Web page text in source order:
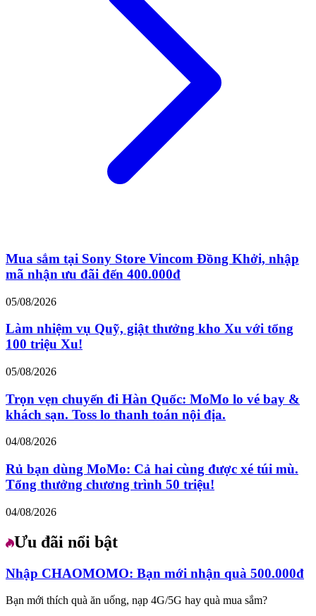
Mua sắm tại Sony Store Vincom Đồng Khởi, nhập
mã nhận ưu đãi đến 400.000đ
05/08/2026
Làm nhiệm vụ Quỹ, giật thưởng kho Xu với tổng
100 triệu Xu!
05/08/2026
Trọn vẹn chuyến đi Hàn Quốc: MoMo lo vé bay &
khách sạn. Toss lo thanh toán nội địa.
04/08/2026
Rủ bạn dùng MoMo: Cả hai cùng được xé túi mù.
Tổng thưởng chương trình 50 triệu!
04/08/2026
Ưu đãi nổi bật
Nhập CHAOMOMO: Bạn mới nhận quà 500.000đ
Bạn mới thích quà ăn uống, nạp 4G/5G hay quà mua sắm?